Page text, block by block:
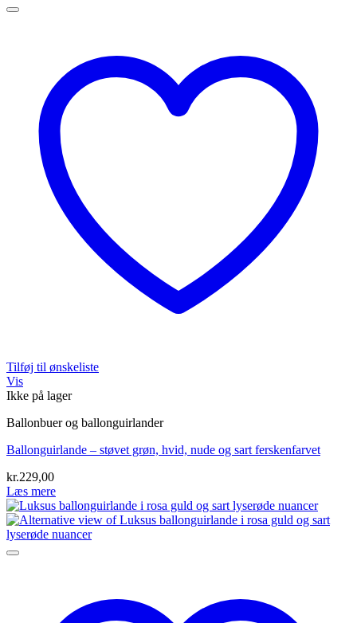
Tilføj til ønskeliste
Vis
Ikke på lager
Ballonbuer og ballonguirlander
Ballonguirlande – støvet grøn, hvid, nude og sart ferskenfarvet
kr.229,00
Læs mere